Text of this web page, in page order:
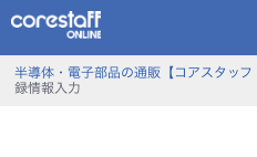
半導体・電子部品の通販【コアスタッ
録情報入力